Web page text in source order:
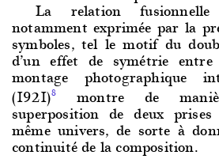
La relation
notamment exprimée par la
symboles, tel le motif du
d’un effet de symétrie
montage photographique
(1921)8 montre de
superposition de deux
même univers, de sorte à
continuité de la composition.